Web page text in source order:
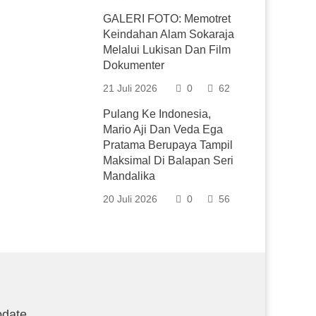
GALERI FOTO: Memotret
Keindahan Alam Sokaraja
Melalui Lukisan Dan Film
Dokumenter
21 Juli 2026 0 62
Pulang Ke Indonesia,
Mario Aji Dan Veda Ega
Pratama Berupaya Tampil
Maksimal Di Balapan Seri
Mandalika
20 Juli 2026 0 56